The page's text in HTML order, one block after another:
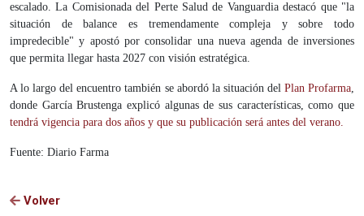
escalado. La Comisionada del Perte Salud de Vanguardia destacó que "la
situación de balance es tremendamente compleja y sobre todo
impredecible" y apostó por consolidar una nueva agenda de inversiones
que permita llegar hasta 2027 con visión estratégica.
A lo largo del encuentro también se abordó la situación del Plan Profarma,
donde García Brustenga explicó algunas de sus características, como que
tendrá vigencia para dos años y que su publicación será antes del verano.
Fuente: Diario Farma
Volver